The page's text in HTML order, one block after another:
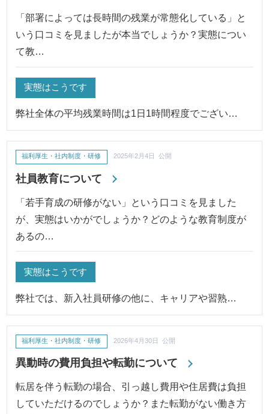
「部署によっては長時間の残業が常態化している」と
いう口コミを見ましたが本当でしょうか？実態につい
て教…
実態はこうです
弊社全体の平均残業時間は1日1時間程度でござい…
社員教育について
福利厚生・社内制度・研修 2025年2月4日 公開
「若手育成の研修がない」という口コミを見ました
が、実態はいかがでしょうか？どのような教育制度が
あるの…
実態はこうです
弊社では、新入社員研修の他に、キャリアや習熟…
異動時の費用負担や転勤について
福利厚生・社内制度・研修 2026年4月30日 公開
転居を伴う転勤の場合、引っ越し費用や住居費は負担
していただけるのでしょうか？また転勤がない働き方